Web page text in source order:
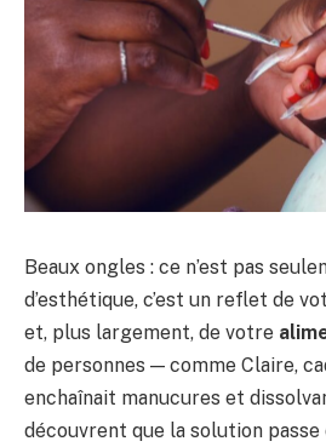
Beaux ongles : ce n’est pas
d’esthétique, c’est un reflet de
et, plus largement, de votre
de personnes — comme Claire,
enchaînait manucures et
découvrent que la solution passe